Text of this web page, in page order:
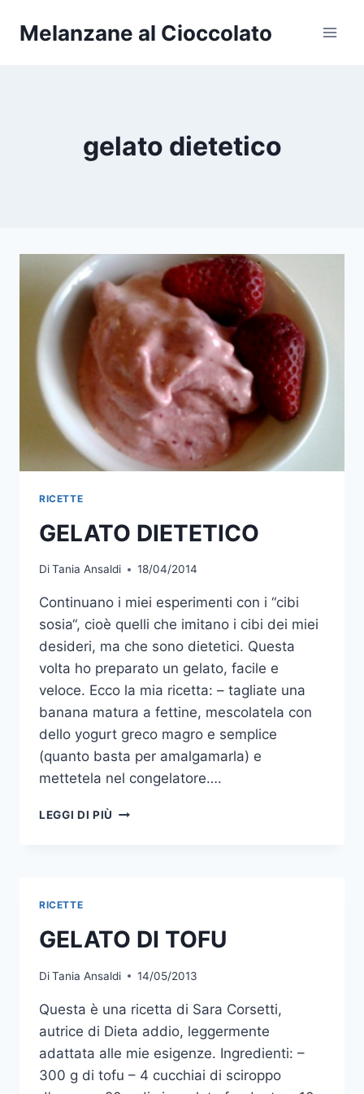
Melanzane al Cioccolato
gelato dietetico
RICETTE
GELATO DIETETICO
DiTania Ansaldi 18/04/2014
Continuano i miei esperimenti con i “cibi
sosia“, cioè quelli che imitano i cibi dei miei
desideri, ma che sono dietetici. Questa
volta ho preparato un gelato, facile e
veloce. Ecco la mia ricetta: – tagliate una
banana matura a fettine, mescolatela con
dello yogurt greco magro e semplice
(quanto basta per amalgamarla) e
mettetela nel congelatore….
LEGGI DI PIÙ GELATO
RICETTE
GELATO DI TOFU
DiTania Ansaldi 14/05/2013
Questa è una ricetta di Sara Corsetti,
autrice di Dieta addio, leggermente
adattata alle mie esigenze. Ingredienti: –
300 g di tofu – 4 cucchiai di sciroppo